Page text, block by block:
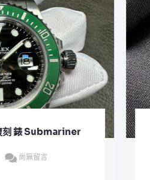
錶 Submariner
尚無留言